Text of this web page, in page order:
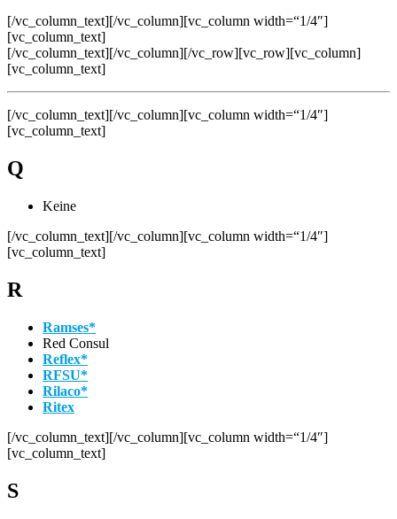
[/vc_column_text][/vc_column][vc_column width=“1/4″]
[vc_column_text]
[/vc_column_text][/vc_column][/vc_row][vc_row][vc_column]
[vc_column_text]
[/vc_column_text][/vc_column][vc_column width=“1/4″]
[vc_column_text]
Q
Keine
[/vc_column_text][/vc_column][vc_column width=“1/4″]
[vc_column_text]
R
Ramses*
Red Consul
Reflex*
RFSU*
Rilaco*
Ritex
[/vc_column_text][/vc_column][vc_column width=“1/4″]
[vc_column_text]
S